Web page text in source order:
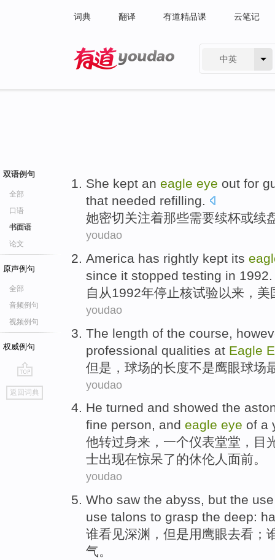
词典 翻译 有道精品课 云笔记
中英
双语例句
全部
口语
书面语
论文
原声例句
全部
音频例句
视频例句
权威例句
go
top
返回词典
She kept an eagle eye out for
that needed refilling.
她密切关注着那些需要续杯或续
youdao
America has rightly kept its
since it stopped testing in 1992.
自从1992年停止核试验以来， 美
youdao
The length of the course
professional qualities at Eagle
但是 ， 球场的长度不是鹰眼球场
youdao
He turned and showed the
fine person, and eagle eye of a
他转过身来， 一个仪表堂堂， 目
士出现在惊呆了的休伦人面前。
youdao
Who saw the abyss, but the use
use talons to grasp the deep:
谁看见深渊 ， 但是用鹰眼去看 ；
气。